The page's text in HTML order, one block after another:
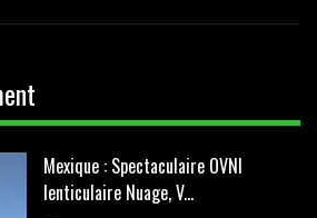
Mexique : Spectaculaire OVNI
lenticulaire Nuage, V...